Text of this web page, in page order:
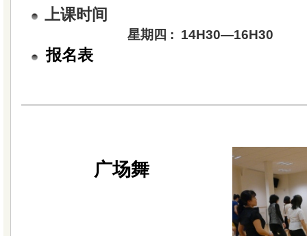
上课时间
星期四 : 14H30—16H30
报名表
广场舞